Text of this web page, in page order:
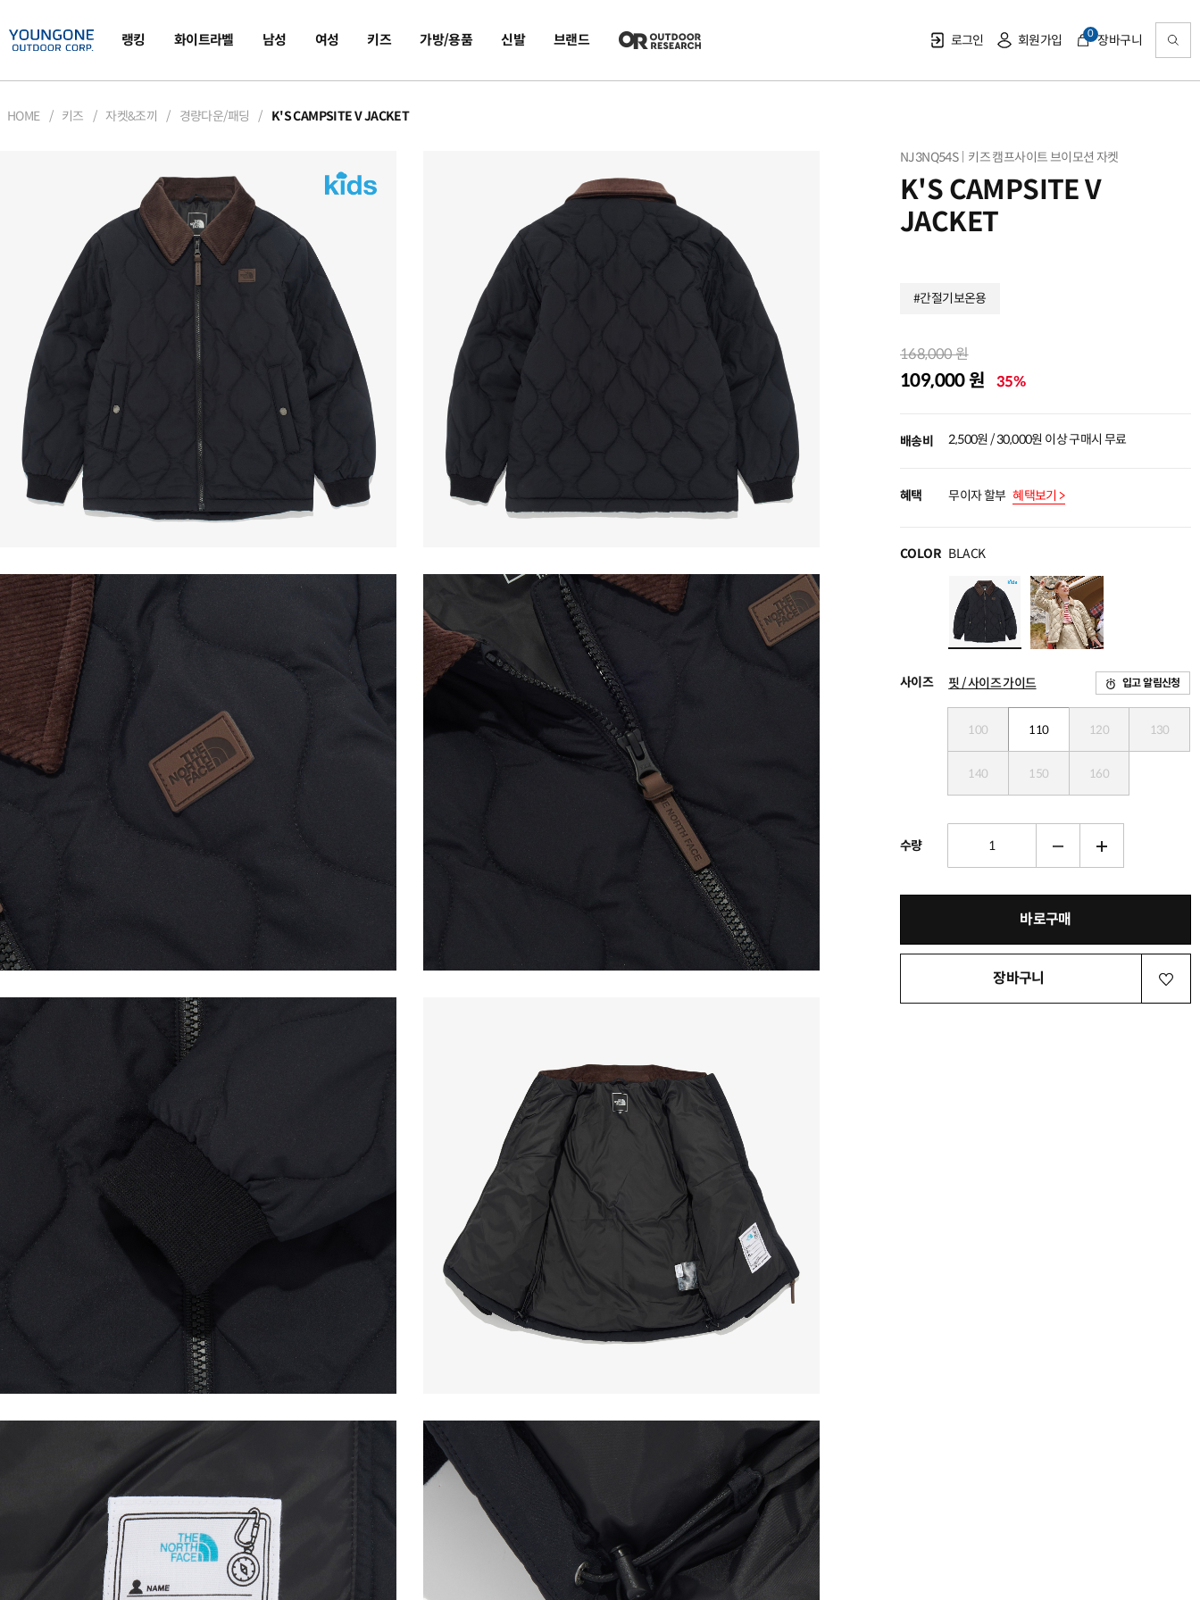
랭킹 화이트라벨 남성 여성 키즈 가방/용품 신발 브랜드 로그인 회원가입 장바구니
0
HOME 키즈 자켓&조끼 경량다운/패딩 K'S CAMPSITE V JACKET
NJ3NQ54S 키즈 캠프사이트 브이모션 자켓
K'S CAMPSITE V
JACKET
#간절기보온용
168,000 원
109,000 원 35%
배송비 2,500원 / 30,000원 이상 구매시 무료
혜택 무이자 할부 혜택보기 >
COLOR BLACK
사이즈 핏 / 사이즈 가이드 입고 알림신청
100 110 120 130
140 150 160
수량
바로구매
장바구니